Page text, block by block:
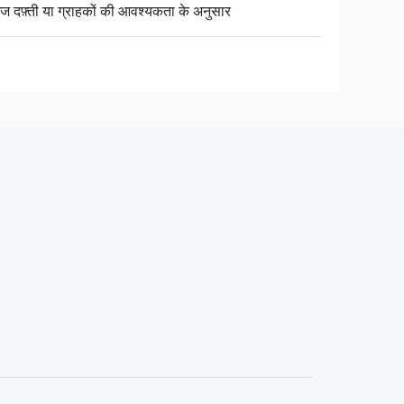
दफ़्ती या ग्राहकों की आवश्यकता के अनुसार